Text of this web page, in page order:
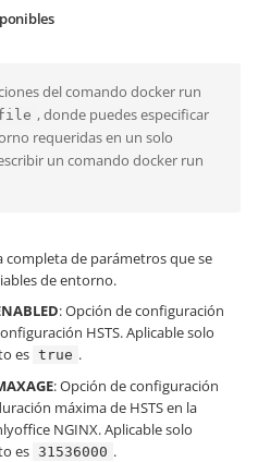
del comando docker run
file , donde puedes especificar
requeridas en un solo
un comando docker run
completa de parámetros que se
de entorno.
: Opción de configuración
HSTS. Aplicable solo
es true .
: Opción de configuración
máxima de HSTS en la
NGINX. Aplicable solo
es 31536000 .